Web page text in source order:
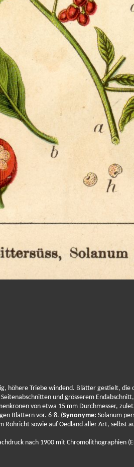
höhere Triebe windend. Blätter gestielt,
und grösserem
von etwa 15 mm Durchmesser,
Blättern vor. 6-8. (Synonyme: Solanum
Röhricht sowie auf Oedland aller Art, selbst
nach 1900 mit Chromolithographien